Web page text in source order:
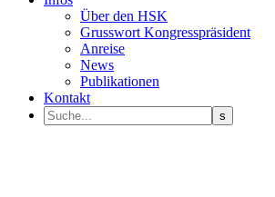
Über den HSK
Grusswort Kongresspräsident
Anreise
News
Publikationen
Kontakt